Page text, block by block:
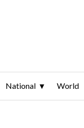
National World